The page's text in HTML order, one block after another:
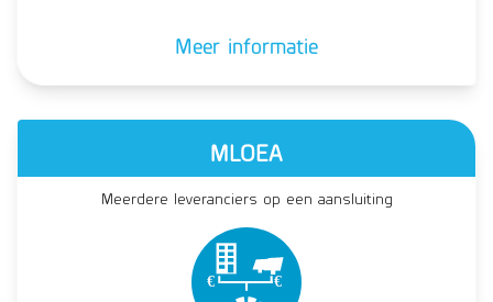
Meer informatie
MLOEA
Meerdere leveranciers op een aansluiting
€ €